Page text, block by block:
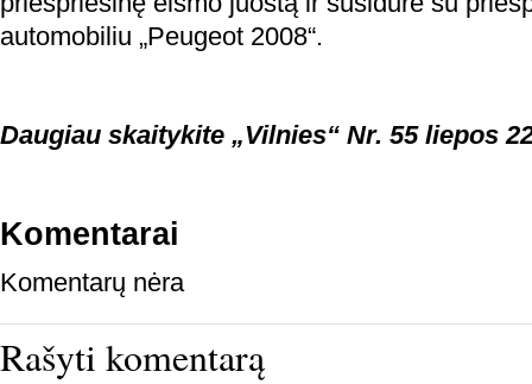
automobiliu „Peugeot 2008“.
Daugiau skaitykite „Vilnies“ Nr. 55 liepos
Komentarai
Komentarų nėra
Rašyti komentarą